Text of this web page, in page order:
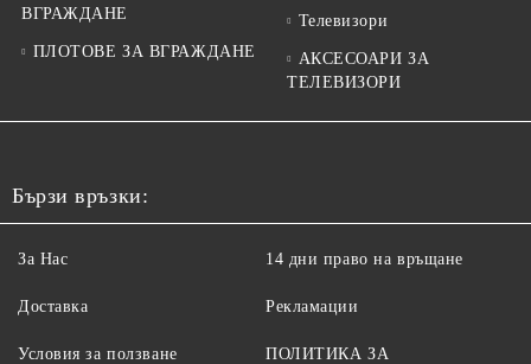
ВГРАЖДАНЕ
ПЛОТОВЕ ЗА ВГРАЖДАНЕ
Телевизори
АКСЕСОАРИ ЗА
ТЕЛЕВИЗОРИ
Бързи връзки:
За Нас
Доставка
Условия за ползване
14 дни право на връщане
Рекламации
ПОЛИТИКА ЗА